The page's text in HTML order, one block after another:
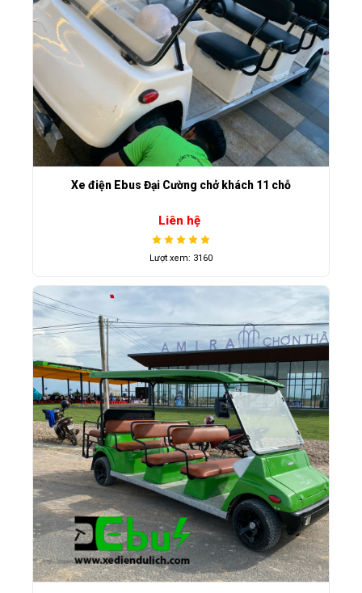
Xe điện Ebus Đại Cường chở khách 11 chỗ
Liên hệ
Lượt xem: 3160